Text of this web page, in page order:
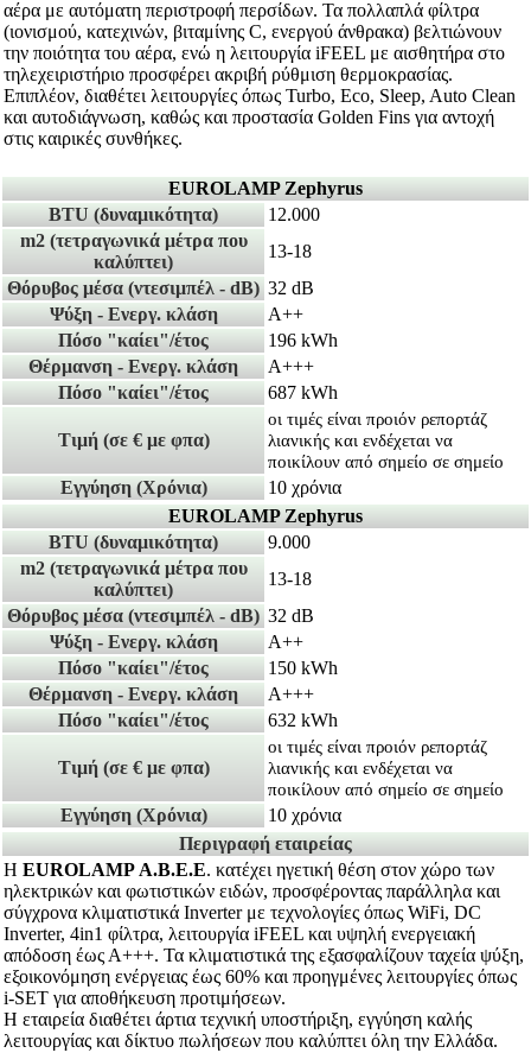
αέρα με αυτόματη περιστροφή περσίδων. Τα πολλαπλά φίλτρα
(ιονισμού, κατεχινών, βιταμίνης C, ενεργού άνθρακα) βελτιώνουν
την ποιότητα του αέρα, ενώ η λειτουργία iFEEL με αισθητήρα στο
τηλεχειριστήριο προσφέρει ακριβή ρύθμιση θερμοκρασίας.
Επιπλέον, διαθέτει λειτουργίες όπως Turbo, Eco, Sleep, Auto Clean
και αυτοδιάγνωση, καθώς και προστασία Golden Fins για αντοχή
στις καιρικές συνθήκες.
EUROLAMP Zephyrus
BTU (δυναμικότητα)
12.000
m2 (τετραγωνικά μέτρα που
καλύπτει)
13-18
Θόρυβος μέσα (ντεσιμπέλ - dB) 32 dB
Ψύξη - Ενεργ. κλάση
A++
Πόσο "καίει"/έτος
196 kWh
Θέρμανση - Ενεργ. κλάση
Α+++
Πόσο "καίει"/έτος
687 kWh
Τιμή (σε € με φπα)
οι τιμές είναι προιόν ρεπορτάζ
λιανικής και ενδέχεται να
ποικίλουν από σημείο σε σημείο
Εγγύηση (Χρόνια)
10 χρόνια
EUROLAMP Zephyrus
BTU (δυναμικότητα)
9.000
m2 (τετραγωνικά μέτρα που
καλύπτει)
13-18
Θόρυβος μέσα (ντεσιμπέλ - dB) 32 dB
Ψύξη - Ενεργ. κλάση
A++
Πόσο "καίει"/έτος
150 kWh
Θέρμανση - Ενεργ. κλάση
Α+++
Πόσο "καίει"/έτος
632 kWh
Τιμή (σε € με φπα)
οι τιμές είναι προιόν ρεπορτάζ
λιανικής και ενδέχεται να
ποικίλουν από σημείο σε σημείο
Εγγύηση (Χρόνια)
10 χρόνια
Περιγραφή εταιρείας
Η EUROLAMP Α.Β.Ε.Ε. κατέχει ηγετική θέση στον χώρο των
ηλεκτρικών και φωτιστικών ειδών, προσφέροντας παράλληλα και
σύγχρονα κλιματιστικά Inverter με τεχνολογίες όπως WiFi, DC
Inverter, 4in1 φίλτρα, λειτουργία iFEEL και υψηλή ενεργειακή
απόδοση έως Α+++. Τα κλιματιστικά της εξασφαλίζουν ταχεία ψύξη,
εξοικονόμηση ενέργειας έως 60% και προηγμένες λειτουργίες όπως
i-SET για αποθήκευση προτιμήσεων.
H εταιρεία διαθέτει άρτια τεχνική υποστήριξη, εγγύηση καλής
λειτουργίας και δίκτυο πωλήσεων που καλύπτει όλη την Ελλάδα.